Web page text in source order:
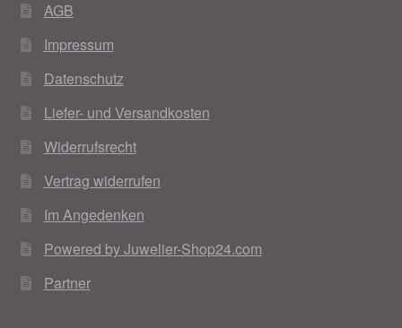
AGB
Impressum
Datenschutz
Liefer- und Versandkosten
Widerrufsrecht
Vertrag widerrufen
Im Angedenken
Powered by Juwelier-Shop24.com
Partner